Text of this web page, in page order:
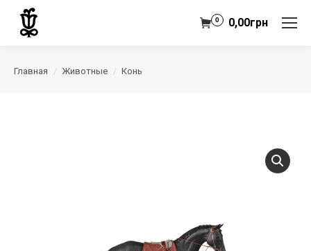
0,00грн
0
Главная Животные Конь